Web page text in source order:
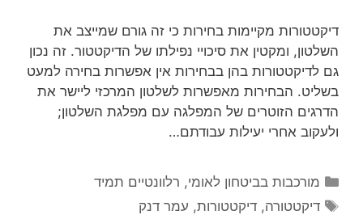
דיקטטורות מקיימות בחירות כי זה גורם שמייצב את
השלטון, ומקטין את סיכויי נפילתו של הדיקטטור. זה נכון
גם לדיקטטורות בהן בבחירות אין אפשרות בחירה למעט
בשליט. הבחירות מאפשרות לשלטון המרכזי ליישר את
הדרגים הזוטרים של המפלגה עם מפלגת השלטון;
ולעקוב אחרי יעילות עבודתם…
קטגוריות
מורכבות בביטחון לאומי, רלוונטיים תמיד
תגיות
דיקטטורה,דיקטטורות, עמר דנק